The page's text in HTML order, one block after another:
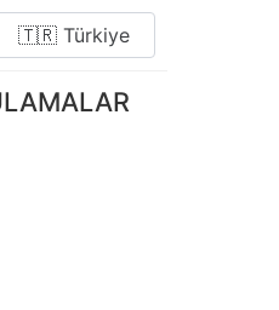
🇹🇷 Türkiye